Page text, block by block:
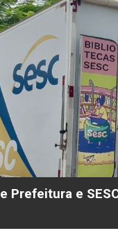
Prefeitura e